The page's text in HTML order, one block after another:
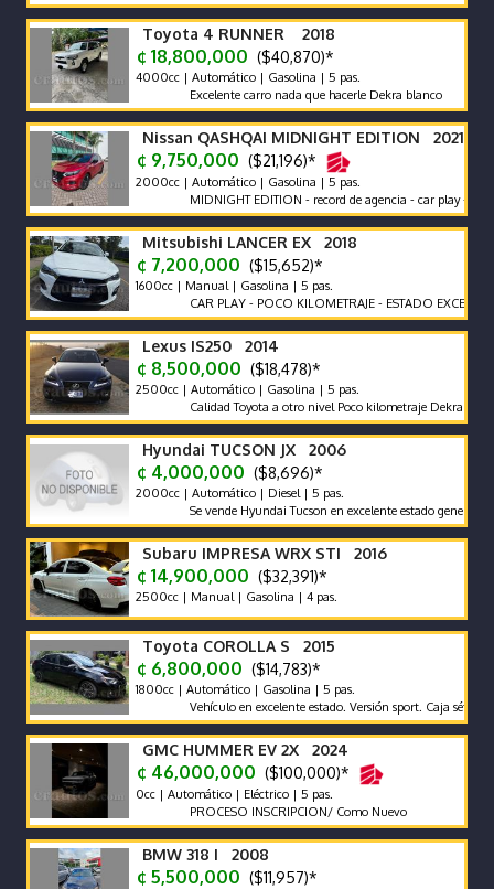
Toyota 4 RUNNER 2018
¢ 18,800,000 ($40,870)*
4000cc | Automático | Gasolina | 5 pas.
Excelente carro nada que hacerle Dekra blanco
Nissan QASHQAI MIDNIGHT EDITION 2021
¢ 9,750,000 ($21,196)*
2000cc | Automático | Gasolina | 5 pas.
MIDNIGHT EDITION - record de agencia - car play - poco km
Mitsubishi LANCER EX 2018
¢ 7,200,000 ($15,652)*
1600cc | Manual | Gasolina | 5 pas.
CAR PLAY - POCO KILOMETRAJE - ESTADO EXCELENTE -
Lexus IS250 2014
¢ 8,500,000 ($18,478)*
2500cc | Automático | Gasolina | 5 pas.
Calidad Toyota a otro nivel Poco kilometraje Dekra limpio
Hyundai TUCSON JX 2006
¢ 4,000,000 ($8,696)*
2000cc | Automático | Diesel | 5 pas.
Se vende Hyundai Tucson en excelente estado general.
Subaru IMPRESA WRX STI 2016
¢ 14,900,000 ($32,391)*
2500cc | Manual | Gasolina | 4 pas.
Toyota COROLLA S 2015
¢ 6,800,000 ($14,783)*
1800cc | Automático | Gasolina | 5 pas.
Vehículo en excelente estado. Versión sport. Caja sétima
GMC HUMMER EV 2X 2024
¢ 46,000,000 ($100,000)*
0cc | Automático | Eléctrico | 5 pas.
PROCESO INSCRIPCION/ Como Nuevo
BMW 318 I 2008
¢ 5,500,000 ($11,957)*